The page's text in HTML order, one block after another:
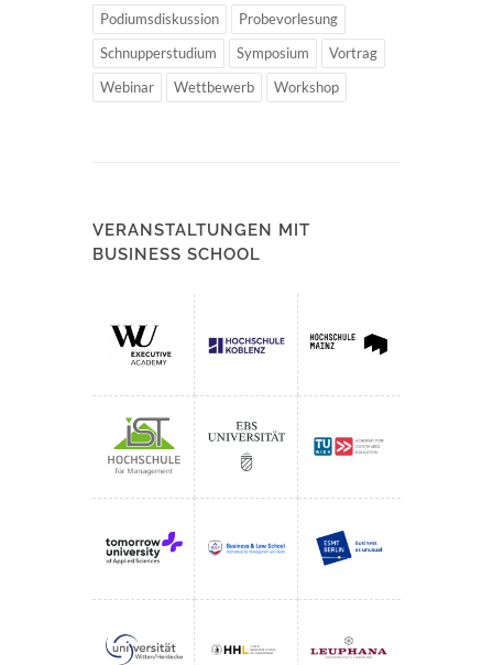
Podiumsdiskussion
Probevorlesung
Schnupperstudium
Symposium
Vortrag
Webinar
Wettbewerb Workshop
VERANSTALTUNGEN MIT
BUSINESS SCHOOL